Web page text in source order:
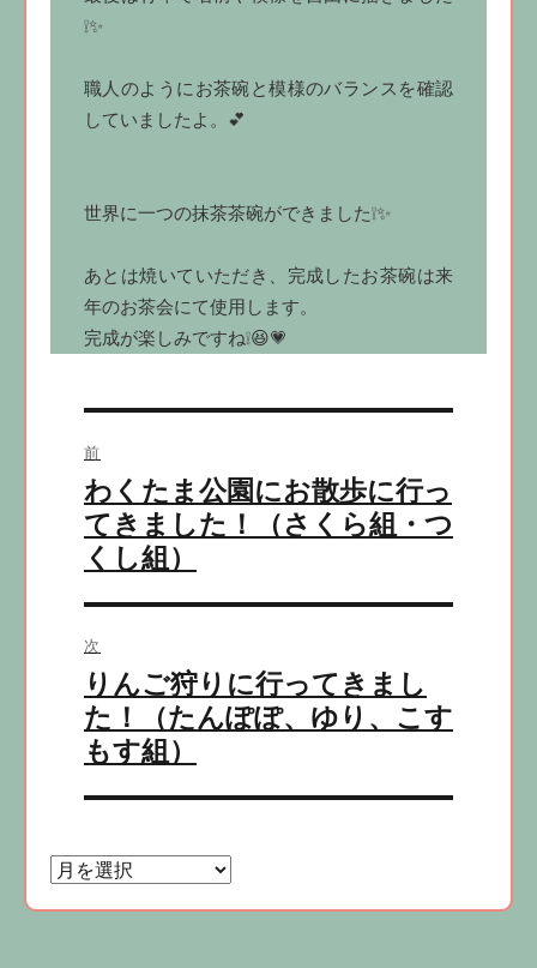
❕✨
職人のようにお茶碗と模様のバランスを確認
していましたよ。💕
世界に一つの抹茶茶碗ができました❕✨
あとは焼いていただき、完成したお茶碗は来
年のお茶会にて使用します。
完成が楽しみですね❕😆💗
稿
ナ
ビ
ゲ
ー
シ
ョ
ン
前
前
の
投
稿:
わくたま公園にお散歩に行っ
てきました！（さくら組・つ
くし組）
次
次
の
投
稿:
りんご狩りに行ってきまし
た！（たんぽぽ、ゆり、こす
もす組）